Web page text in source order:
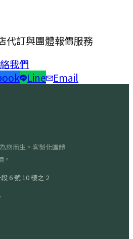
代訂與團體報價服務
我們
Line Email
您而生。客製化團體
6 號 10 樓之 2